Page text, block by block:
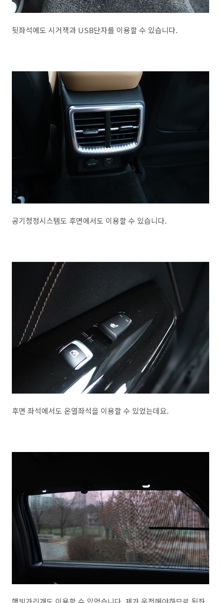
뒷좌석에도 시거잭과 USB단자를 이용할 수 있습니다.
공기청정시스템도 후면에서도 이용할 수 있습니다.
후면 좌석에서도 온열좌석을 이용할 수 있었는데요.